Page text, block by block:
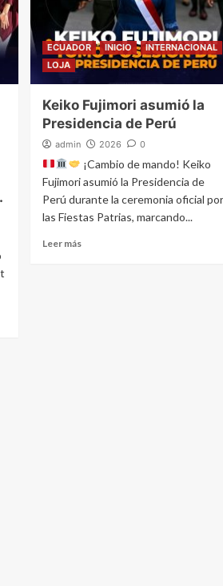
ECUADOR INICIO
INTERNACIONAL
LOJA
Keiko Fujimori asumió la
Presidencia de Perú
admin 2026 0
¡Cambio de mando! Keiko
Fujimori asumió la Presidencia de
Perú durante la ceremonia oficial por
las Fiestas Patrias, marcando...
Leer más